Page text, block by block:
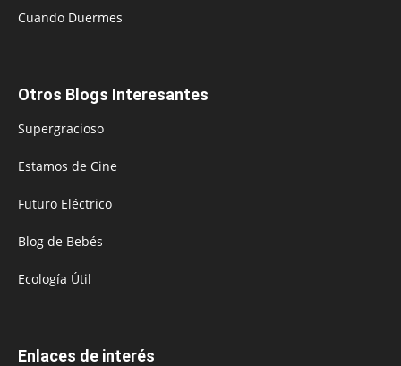
Cuando Duermes
Otros Blogs Interesantes
Supergracioso
Estamos de Cine
Futuro Eléctrico
Blog de Bebés
Ecología Útil
Enlaces de interés